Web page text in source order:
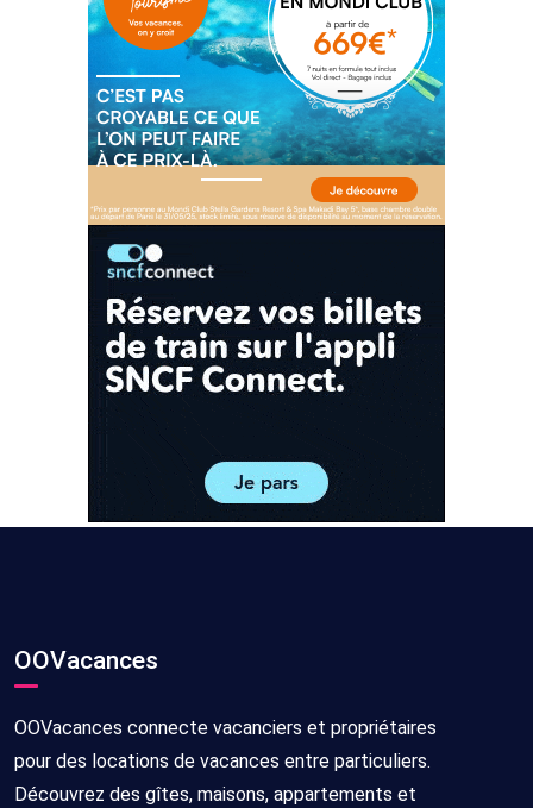
OOVacances
OOVacances connecte vacanciers et propriétaires
pour des locations de vacances entre particuliers.
Découvrez des gîtes, maisons, appartements et